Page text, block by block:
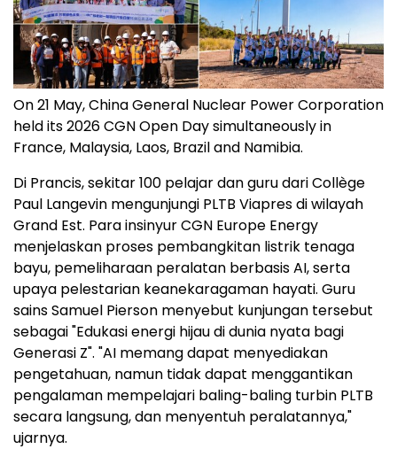
On 21 May, China General Nuclear Power Corporation
held its 2026 CGN Open Day simultaneously in
France, Malaysia, Laos, Brazil and Namibia.
Di Prancis, sekitar 100 pelajar dan guru dari Collège
Paul Langevin mengunjungi PLTB Viapres di wilayah
Grand Est. Para insinyur CGN Europe Energy
menjelaskan proses pembangkitan listrik tenaga
bayu, pemeliharaan peralatan berbasis AI, serta
upaya pelestarian keanekaragaman hayati. Guru
sains Samuel Pierson menyebut kunjungan tersebut
sebagai "Edukasi energi hijau di dunia nyata bagi
Generasi Z". "AI memang dapat menyediakan
pengetahuan, namun tidak dapat menggantikan
pengalaman mempelajari baling-baling turbin PLTB
secara langsung, dan menyentuh peralatannya,"
ujarnya.